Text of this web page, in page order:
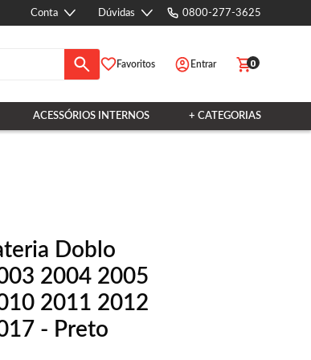
Conta Dúvidas 0800-277-3625
Favoritos Entrar 0
ACESSÓRIOS INTERNOS + CATEGORIAS
Doblo
2004 2005
2011 2012
- Preto